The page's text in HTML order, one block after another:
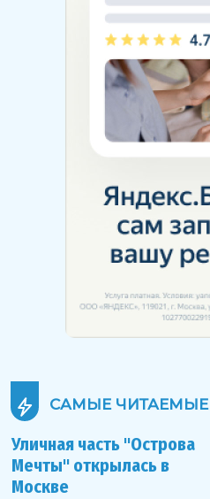
САМЫЕ ЧИТАЕМЫЕ
Уличная часть "Острова
Мечты" открылась в
Москве